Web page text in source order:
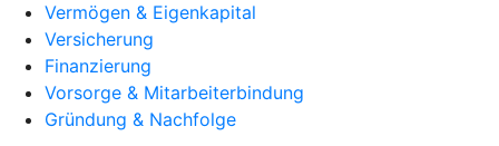
Vermögen & Eigenkapital
Versicherung
Finanzierung
Vorsorge & Mitarbeiterbindung
Gründung & Nachfolge